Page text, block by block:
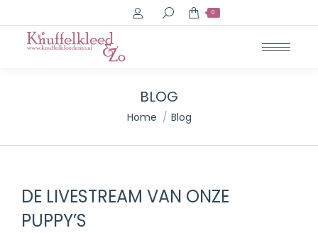
Search: 0
BLOG
Je bent hier:
Home Blog
DE LIVESTREAM VAN ONZE
PUPPY’S